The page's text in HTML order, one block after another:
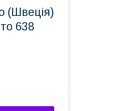
(Швеція)
638